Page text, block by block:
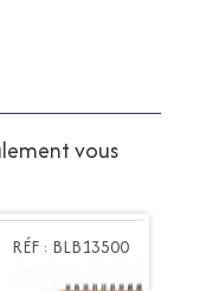
vous
RÉF : BLB13500